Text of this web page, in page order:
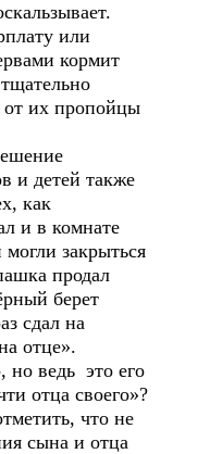
или
кормит
от их пропойцы
и детей также
как
и в комнате
закрыться
продал
берет
сдал на
отце».
но ведь это его
отца своего»?
что не
сына и отца